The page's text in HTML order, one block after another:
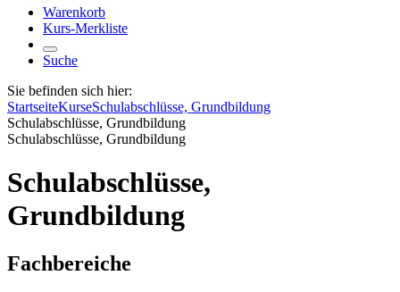
Warenkorb
Kurs-Merkliste
Suche
Sie befinden sich hier:
StartseiteKurseSchulabschlüsse, Grundbildung
Schulabschlüsse, Grundbildung
Schulabschlüsse, Grundbildung
Schulabschlüsse,
Grundbildung
Fachbereiche